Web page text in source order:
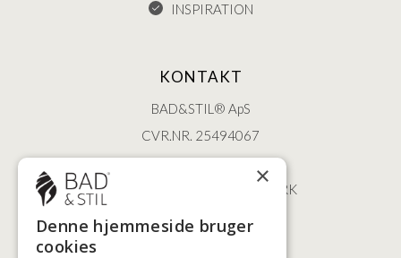
INSPIRATION
KONTAKT
BAD&STIL® ApS
CVR.NR. 25494067
ØSTERBROGADE 202
2100 KØBENHAVN • DANMARK
+45 3920 5084
×
Denne hjemmeside bruger
cookies